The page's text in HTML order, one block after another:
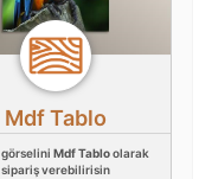
Mdf Tablo
Mdf Tabloolarak
sipariş verebilirisin